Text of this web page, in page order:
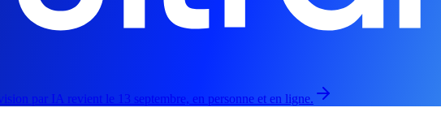
par IA revient le 13 septembre, en personne et en ligne.